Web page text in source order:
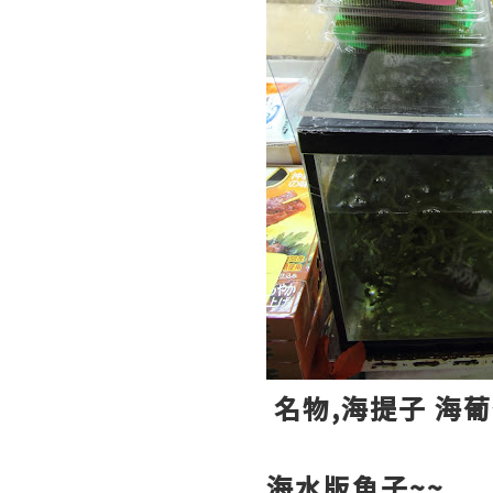
名物,海提子 海